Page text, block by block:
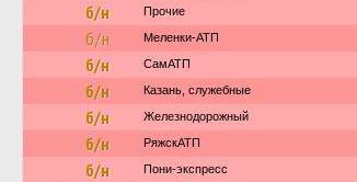
б/н Прочие
б/н Меленки-АТП
б/н СамАТП
б/н Казань, служебные
б/н Железнодорожный
б/н РяжскАТП
б/н Пони-экспресс